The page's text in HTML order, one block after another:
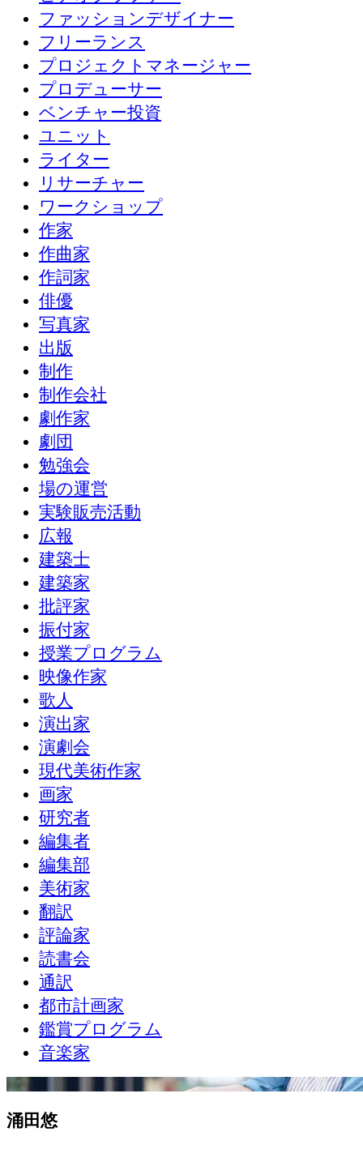
ファッションデザイナー
フリーランス
プロジェクトマネージャー
プロデューサー
ベンチャー投資
ユニット
ライター
リサーチャー
ワークショップ
作家
作曲家
作詞家
俳優
写真家
出版
制作
制作会社
劇作家
劇団
勉強会
場の運営
実験販売活動
広報
建築士
建築家
批評家
振付家
授業プログラム
映像作家
歌人
演出家
演劇会
現代美術作家
画家
研究者
編集者
編集部
美術家
翻訳
評論家
読書会
通訳
都市計画家
鑑賞プログラム
音楽家
涌田悠